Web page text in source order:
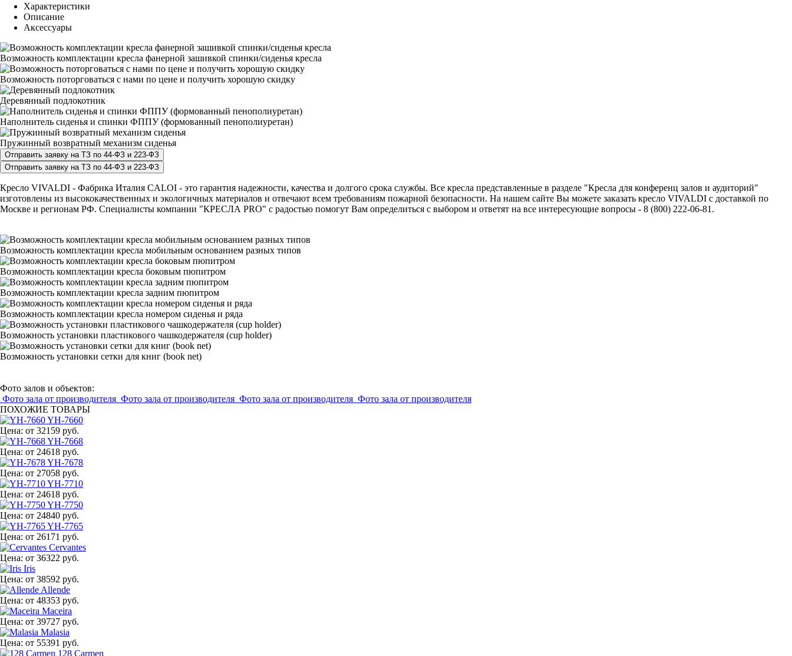
Характеристики
Описание
Аксессуары
Возможность комплектации кресла фанерной зашивкой спинки/сиденья кресла
Возможность поторговаться с нами по цене и получить хорошую скидку
Деревянный подлокотник
Наполнитель сиденья и спинки ФППУ (формованный пенополиуретан)
Пружинный возвратный механизм сиденья
Кресло VIVALDI - Фабрика Италия CALOI - это гарантия надежности, качества и долгого срока службы. Все кресла представленные в разделе "Кресла для конференц залов и аудиторий"
изготовлены из высококачественных и экологичных материалов и отвечают всем требованиям пожарной безопасности. На нашем сайте Вы можете заказать кресло VIVALDI с доставкой по
Москве и регионам РФ. Специалисты компании "КРЕСЛА PRO" с радостью помогут Вам определиться с выбором и ответят на все интересующие вопросы - 8 (800) 222-06-81.
Возможность комплектации кресла мобильным основанием разных типов
Возможность комплектации кресла боковым пюпитром
Возможность комплектации кресла задним пюпитром
Возможность комплектации кресла номером сиденья и ряда
Возможность установки пластикового чашкодержателя (cup holder)
Возможность установки сетки для книг (book net)
Фото залов и объектов:
Фото зала от производителя Фото зала от производителя Фото зала от производителя Фото зала от производителя
ПОХОЖИЕ ТОВАРЫ
YH-7660
Цена: от 32159 руб.
YH-7668
Цена: от 24618 руб.
YH-7678
Цена: от 27058 руб.
YH-7710
Цена: от 24618 руб.
YH-7750
Цена: от 24840 руб.
YH-7765
Цена: от 26171 руб.
Cervantes
Цена: от 36322 руб.
Iris
Цена: от 38592 руб.
Allende
Цена: от 48353 руб.
Maceira
Цена: от 39727 руб.
Malasia
Цена: от 55391 руб.
128 Carmen